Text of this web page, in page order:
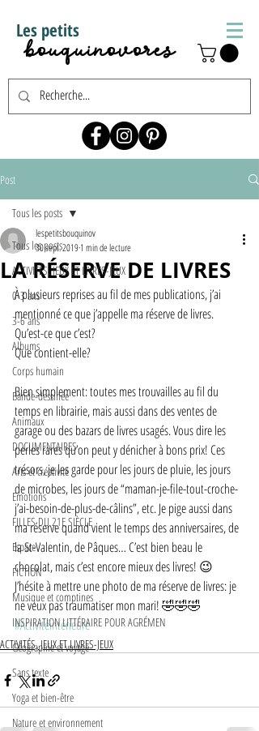
Les petits
bouquinovores
Post
Tous les posts
ACTIVITÉS, JEUX ET LIVRES-JEUX
0-3 ans
3-6 ans
Albums
Corps humain
Bande-dessinée
Animaux
DOCUMENTAIRES
Arts et créativité
Emotions
FILLES DU 21E SIÈCLE
Espace
FICTION
Musique et comptines
INSPIRATION LITTÉRAIRE POUR AGRÉMEN
Géographie et voyage
Sans texte
Yoga et bien-être
Nature et environnement
Tous les posts
LA RÉSERVE DE LIVRES
lespetitsbouquinov
30 sept. 20191 min de lecture
À plusieurs reprises au fil de mes publications, j’ai
mentionné ce que j’appelle ma réserve de livres.
Qu’est-ce que c’est?
Que contient-elle?
Bien simplement: toutes mes trouvailles au fil du
temps en librairie, mais aussi dans des ventes de
garage ou des bazars de livres usagés. Vous dire les
perles rares qu’on peut y dénicher à bons prix! Ces
trésors, je les garde pour les jours de pluie, les jours
de microbes, les jours de “maman-je-file-tout-croche-
j’ai-besoin-de-plus-de-câlins”, etc. Je pige aussi dans
ma réserve quand vient le temps des anniversaires, de
la St-Valentin, de Pâques… C’est bien beau le
chocolat, mais c’est encore mieux des livres! 😉
J’hésite à mettre une photo de ma réserve de livres: je
ne veux pas traumatiser mon mari! 🤣🤣🤣
#Activitéintérieure
ACTIVITÉS, JEUX ET LIVRES-JEUX